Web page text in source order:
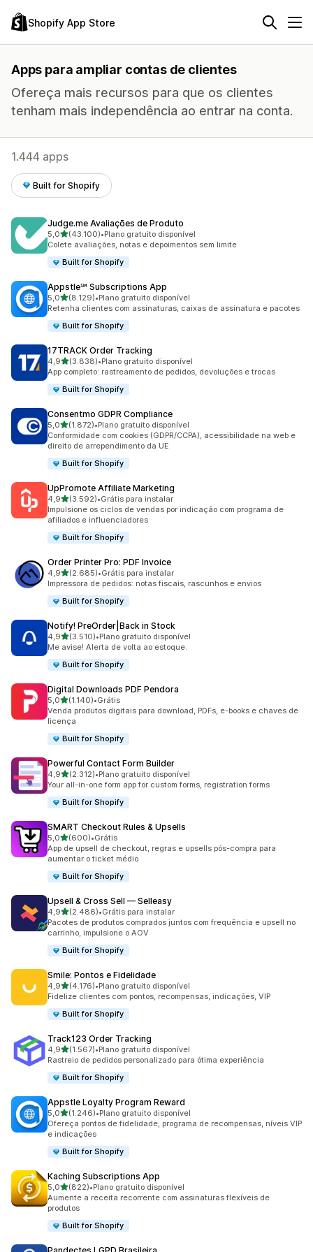
Shopify App Store
Apps para ampliar contas de clientes
Ofereça mais recursos para que os clientes
tenham mais independência ao entrar na conta.
1.444 apps
Built for Shopify
Judge.me Avaliações de Produto
5,0de 5 estrelas
(43.100)
43100 avaliações ao todo
•Plano gratuito disponível
Colete avaliações, notas e depoimentos sem limite
Built for Shopify
Appstle℠ Subscriptions App
5,0de 5 estrelas
(8.129)
8129 avaliações ao todo
•Plano gratuito disponível
Retenha clientes com assinaturas, caixas de assinatura e pacotes
Built for Shopify
17TRACK Order Tracking
4,9de 5 estrelas
(3.838)
3838 avaliações ao todo
•Plano gratuito disponível
App completo: rastreamento de pedidos, devoluções e trocas
Built for Shopify
Consentmo GDPR Compliance
5,0de 5 estrelas
(1.872)
1872 avaliações ao todo
•Plano gratuito disponível
Conformidade com cookies (GDPR/CCPA), acessibilidade na web e
direito de arrependimento da UE
Built for Shopify
UpPromote Affiliate Marketing
4,9de 5 estrelas
(3.592)
3592 avaliações ao todo
•Grátis para instalar
Impulsione os ciclos de vendas por indicação com programa de
afiliados e influenciadores
Built for Shopify
Order Printer Pro: PDF Invoice
4,9de 5 estrelas
(2.685)
2685 avaliações ao todo
•Grátis para instalar
Impressora de pedidos: notas fiscais, rascunhos e envios
Built for Shopify
Notify! PreOrder|Back in Stock
4,9de 5 estrelas
(3.510)
3510 avaliações ao todo
•Plano gratuito disponível
Me avise! Alerta de volta ao estoque.
Built for Shopify
Digital Downloads PDF Pendora
5,0de 5 estrelas
(1.140)
1140 avaliações ao todo
•Grátis
Venda produtos digitais para download, PDFs, e-books e chaves de
licença
Built for Shopify
Powerful Contact Form Builder
4,9de 5 estrelas
(2.312)
2312 avaliações ao todo
•Plano gratuito disponível
Your all-in-one form app for custom forms, registration forms
Built for Shopify
SMART Checkout Rules & Upsells
5,0de 5 estrelas
(600)
600 avaliações ao todo
•Grátis
App de upsell de checkout, regras e upsells pós-compra para
aumentar o ticket médio
Built for Shopify
Upsell & Cross Sell — Selleasy
4,9de 5 estrelas
(2.486)
2486 avaliações ao todo
•Grátis para instalar
Pacotes de produtos comprados juntos com frequência e upsell no
carrinho, impulsione o AOV
Built for Shopify
Smile: Pontos e Fidelidade
4,9de 5 estrelas
(4.176)
4176 avaliações ao todo
•Plano gratuito disponível
Fidelize clientes com pontos, recompensas, indicações, VIP
Built for Shopify
Track123 Order Tracking
4,9de 5 estrelas
(1.567)
1567 avaliações ao todo
•Plano gratuito disponível
Rastreio de pedidos personalizado para ótima experiência
Built for Shopify
Appstle Loyalty Program Reward
5,0de 5 estrelas
(1.246)
1246 avaliações ao todo
•Plano gratuito disponível
Ofereça pontos de fidelidade, programa de recompensas, níveis VIP
e indicações
Built for Shopify
Kaching Subscriptions App
5,0de 5 estrelas
(822)
822 avaliações ao todo
•Plano gratuito disponível
Aumente a receita recorrente com assinaturas flexíveis de
produtos
Built for Shopify